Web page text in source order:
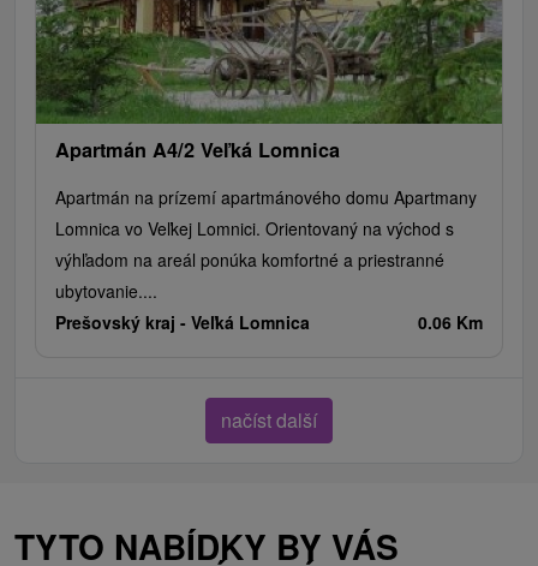
Apartmán A4/2 Veľká Lomnica
Apartmán na prízemí apartmánového domu Apartmany
Lomnica vo Veľkej Lomnici. Orientovaný na východ s
výhľadom na areál ponúka komfortné a priestranné
ubytovanie....
Prešovský kraj - Veľká Lomnica 0.06 Km
načíst další
TYTO NABÍDKY BY VÁS